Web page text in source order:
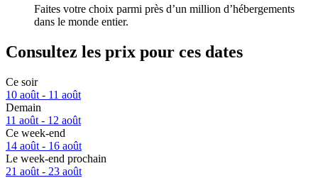
Faites votre choix parmi près d’un million d’hébergements
dans le monde entier.
Consultez les prix pour ces dates
Ce soir
10 août - 11 août
Demain
11 août - 12 août
Ce week-end
14 août - 16 août
Le week-end prochain
21 août - 23 août